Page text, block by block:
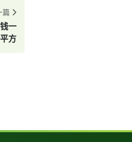
篇
一
平方